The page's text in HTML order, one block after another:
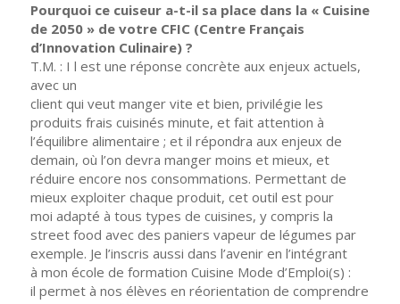
Pourquoi ce cuiseur a-t-il sa place dans la « Cuisine
de 2050 » de votre CFIC (Centre Français
d’Innovation Culinaire) ?
T.M. : I l est une réponse concrète aux enjeux actuels,
avec un
client qui veut manger vite et bien, privilégie les
produits frais cuisinés minute, et fait attention à
l’équilibre alimentaire ; et il répondra aux enjeux de
demain, où l’on devra manger moins et mieux, et
réduire encore nos consommations. Permettant de
mieux exploiter chaque produit, cet outil est pour
moi adapté à tous types de cuisines, y compris la
street food avec des paniers vapeur de légumes par
exemple. Je l’inscris aussi dans l’avenir en l’intégrant
à mon école de formation Cuisine Mode d’Emploi(s) :
il permet à nos élèves en réorientation de comprendre